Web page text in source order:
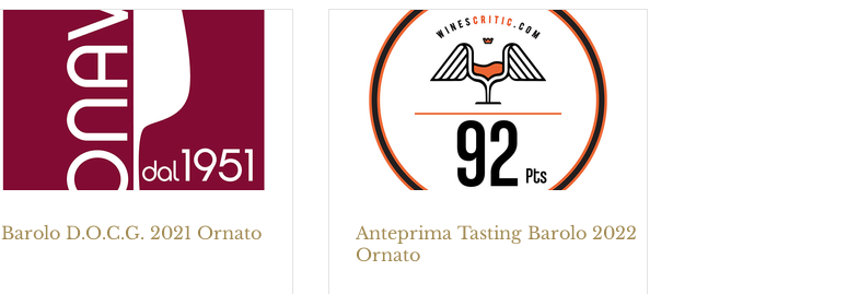
Barolo D.O.C.G. 2021 Ornato
Anteprima Tasting Barolo 2022
Ornato